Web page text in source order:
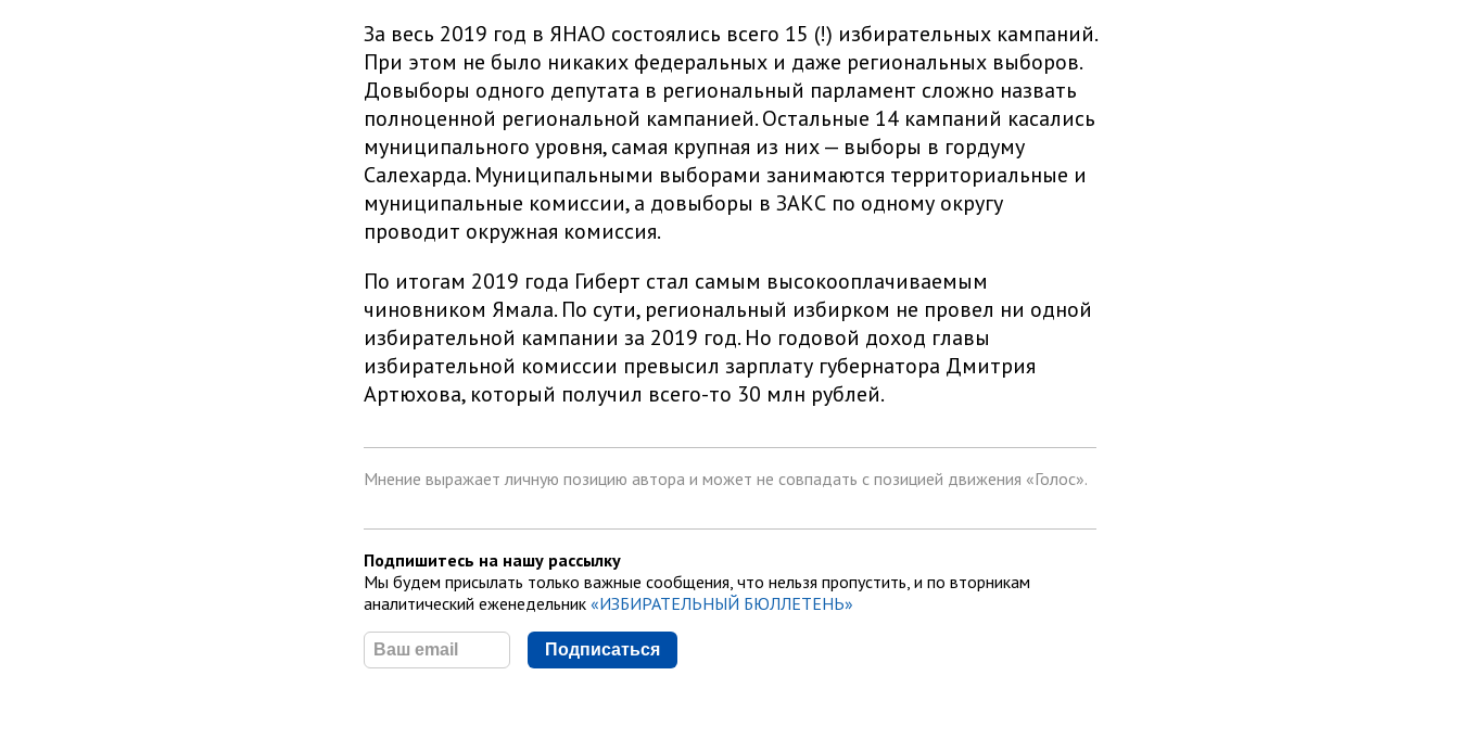
За весь 2019 год в ЯНАО состоялись всего 15 (!) избирательных кампаний.
При этом не было никаких федеральных и даже региональных выборов.
Довыборы одного депутата в региональный парламент сложно назвать
полноценной региональной кампанией. Остальные 14 кампаний касались
муниципального уровня, самая крупная из них — выборы в гордуму
Салехарда. Муниципальными выборами занимаются территориальные и
муниципальные комиссии, а довыборы в ЗАКС по одному округу
проводит окружная комиссия.
По итогам 2019 года Гиберт стал самым высокооплачиваемым
чиновником Ямала. По сути, региональный избирком не провел ни одной
избирательной кампании за 2019 год. Но годовой доход главы
избирательной комиссии превысил зарплату губернатора Дмитрия
Артюхова, который получил всего-то 30 млн рублей.
Мнение выражает личную позицию автора и может не совпадать с позицией движения «Голос».
Подпишитесь на нашу рассылку
Мы будем присылать только важные сообщения, что нельзя пропустить, и по вторникам
аналитический еженедельник «ИЗБИРАТЕЛЬНЫЙ БЮЛЛЕТЕНЬ»
Подписаться